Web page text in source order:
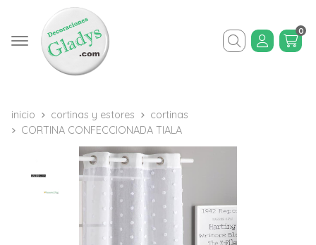
Buscar
0
inicio cortinas y estores
cortinas
CORTINA CONFECCIONADA TIALA